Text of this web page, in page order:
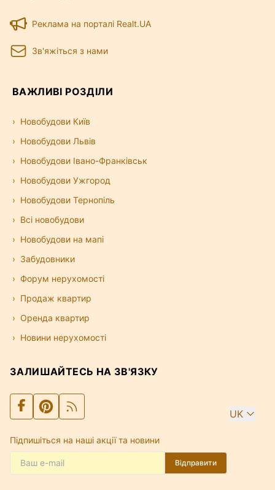
Реклама на порталі Realt.UA
Зв'яжіться з нами
ВАЖЛИВІ РОЗДІЛИ
Новобудови Київ
Новобудови Львів
Новобудови Івано-Франківськ
Новобудови Ужгород
Новобудови Тернопіль
Всі новобудови
Новобудови на мапі
Забудовники
Форум нерухомості
Продаж квартир
Оренда квартир
Новини нерухомості
ЗАЛИШАЙТЕСЬ НА ЗВ'ЯЗКУ
UK
Підпишіться на наші акції та новини
Відправити